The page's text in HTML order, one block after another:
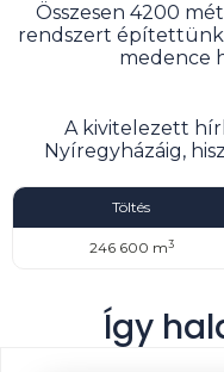
Összesen 4200
rendszert építettünk,
medence
A kivitelezett
Nyíregyházáig,
Töltés
246 600 m3
Így